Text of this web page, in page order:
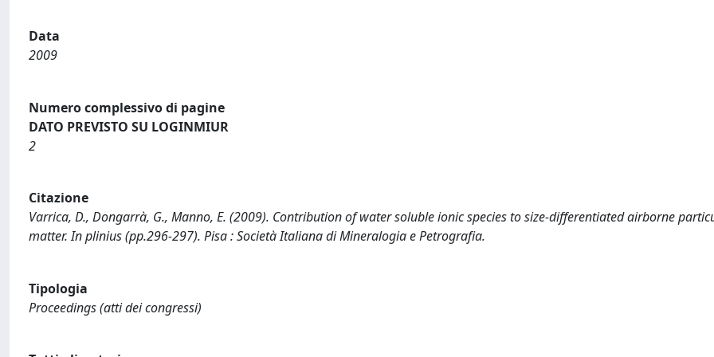
Data
2009
Numero complessivo di pagine
DATO PREVISTO SU LOGINMIUR
2
Citazione
Varrica, D., Dongarrà, G., Manno, E. (2009). Contribution of water soluble ionic species to size-differentiated airborne
matter. In plinius (pp.296-297). Pisa : Società Italiana di Mineralogia e Petrografia.
Tipologia
Proceedings (atti dei congressi)